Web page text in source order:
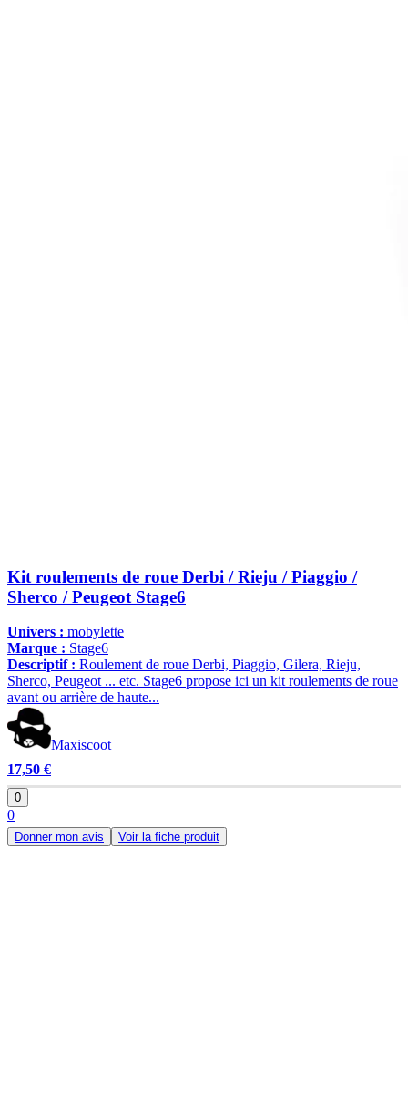
Kit roulements de roue Derbi / Rieju / Piaggio /
Sherco / Peugeot Stage6
Univers : mobylette
Marque : Stage6
Descriptif : Roulement de roue Derbi, Piaggio, Gilera, Rieju,
Sherco, Peugeot ... etc. Stage6 propose ici un kit roulements de roue
avant ou arrière de haute...
Maxiscoot
17,50 €
0
0
Donner mon avis Voir la fiche produit